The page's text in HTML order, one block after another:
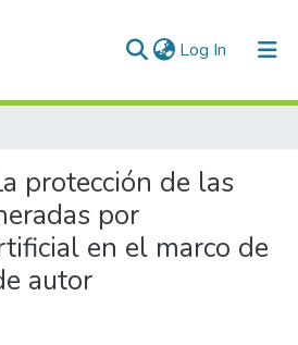
Log In (current)
protección de las
por
en el marco de
autor